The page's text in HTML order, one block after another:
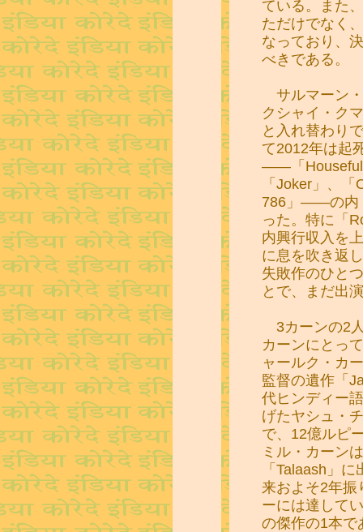
ている。また
ただけでなく
なっており、
べきである。
サルマーン
クシャイ・ク
と入れ替わり
て2012年は起
――「Housefull
「Joker」、
786」――の内
った。特に「
内興行収入を
に息を吹き返
失敗作のひと
とで、まだ出
3カーンの2
カーンにとっ
ャールク・カ
監督の遺作「
代ヒンディー
げたヤシュ・
で、12億ルピ
ミル・カーン
「Talaash」
来およそ2年振
ーには達して
の傑作の1本で